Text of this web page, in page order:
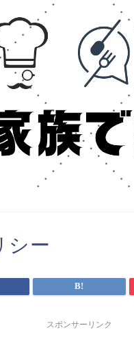
シー
スポンサーリンク